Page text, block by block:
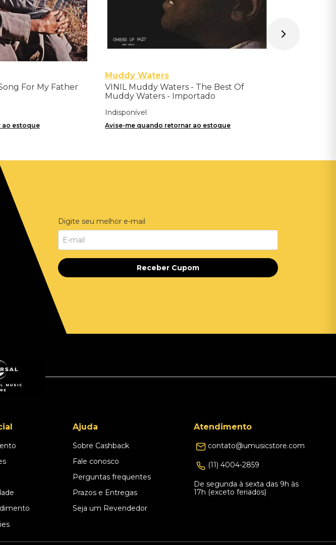
For My Father
ao estoque
Muddy Waters
VINIL Muddy Waters - The Best Of
Muddy Waters - Importado
Indisponível
Avise-me quando retornar ao estoque
Digite seu melhor e-mail
Receber Cupom
Ajuda
Sobre Cashback
Fale conosco
Perguntas frequentes
Prazos e Entregas
Seja um Revendedor
Atendimento
contato@umusicstore.com
(11) 4004-2859
De segunda à sexta das 9h às
17h (exceto feriados)